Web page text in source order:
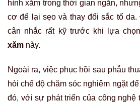
hình xăm trong thời gian ngắn,
cơ để lại sẹo và thay đổi sắc tố
cân nhắc rất kỹ trước khi lựa
xăm này.
Ngoài ra, việc phục hồi sau phẫu
hỏi chế độ chăm sóc nghiêm ngặt
đó, với sự phát triển của công nghệ